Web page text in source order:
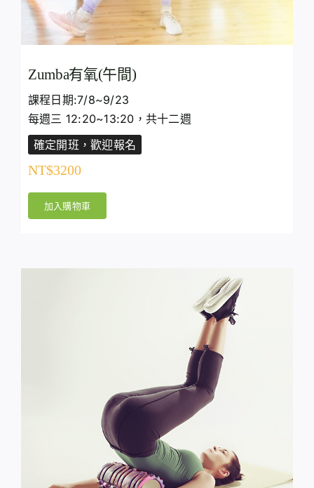
Zumba有氧(午間)
課程日期:7/8~9/23
每週三 12:20~13:20，共十二週
確定開班，歡迎報名
NT$3200
加入購物車